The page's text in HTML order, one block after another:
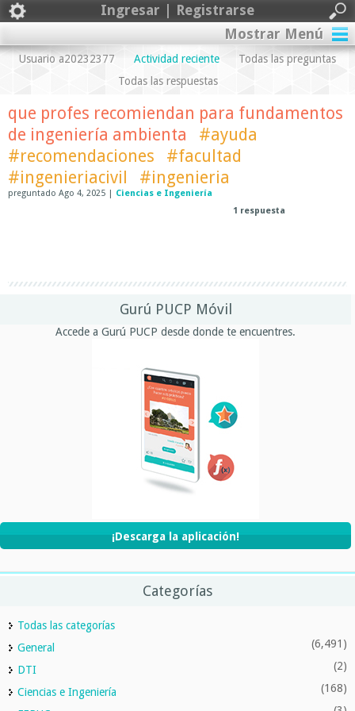
Ingresar | Registrarse
Mostrar Menú
Usuario a20232377 Actividad reciente
Todas las preguntas
Todas las respuestas
que profes recomiendan para fundamentos
de ingeniería ambienta
#ayuda
#recomendaciones
#facultad
#ingenieriacivil
#ingenieria
preguntado Ago 4, 2025 | Ciencias e Ingeniería
1 respuesta
Gurú PUCP Móvil
Accede a Gurú PUCP desde donde te encuentres.
¡Descarga la aplicación!
Categorías
Todas las categorías
General
(6,491)
DTI (2)
Ciencias e Ingeniería (168)